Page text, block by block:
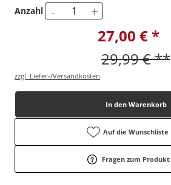
Anzahl - +
27,00 € *
29,99 € **
zzgl. Liefer-/Versandkosten
In den Warenkorb
Auf die Wunschliste
Fragen zum Produkt